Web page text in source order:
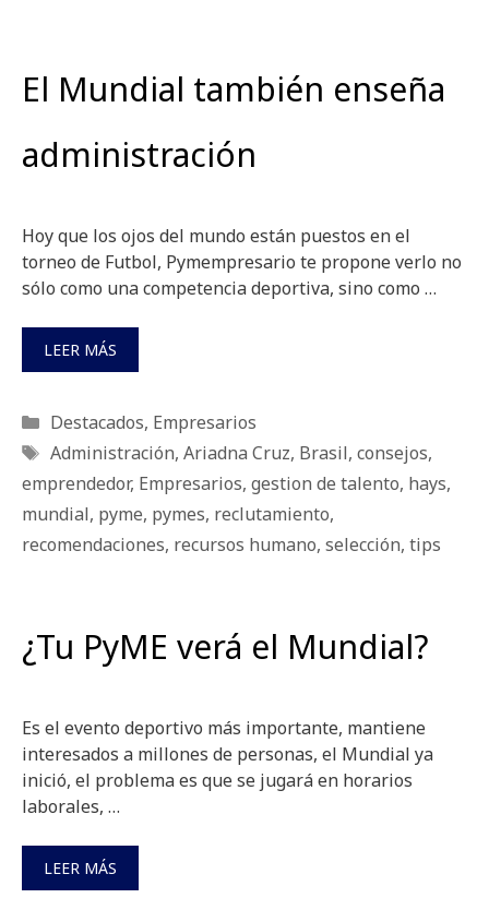
El Mundial también enseña
administración
Hoy que los ojos del mundo están puestos en el
torneo de Futbol, Pymempresario te propone verlo no
sólo como una competencia deportiva, sino como …
LEER MÁS
Categorías
Destacados, Empresarios
Etiquetas
Administración, Ariadna Cruz, Brasil, consejos,
emprendedor, Empresarios, gestion de talento, hays,
mundial, pyme, pymes, reclutamiento,
recomendaciones, recursos humano, selección, tips
¿Tu PyME verá el Mundial?
Es el evento deportivo más importante, mantiene
interesados a millones de personas, el Mundial ya
inició, el problema es que se jugará en horarios
laborales, …
LEER MÁS